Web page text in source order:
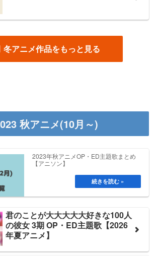
冬アニメ作品をもっと見る
秋アニメ(10月～)
2023年秋アニメOP・ED主題歌まとめ
【アニソン】
君のことが大大大大大好きな100人
の彼女 3期 OP・ED主題歌【2026
年夏アニメ】